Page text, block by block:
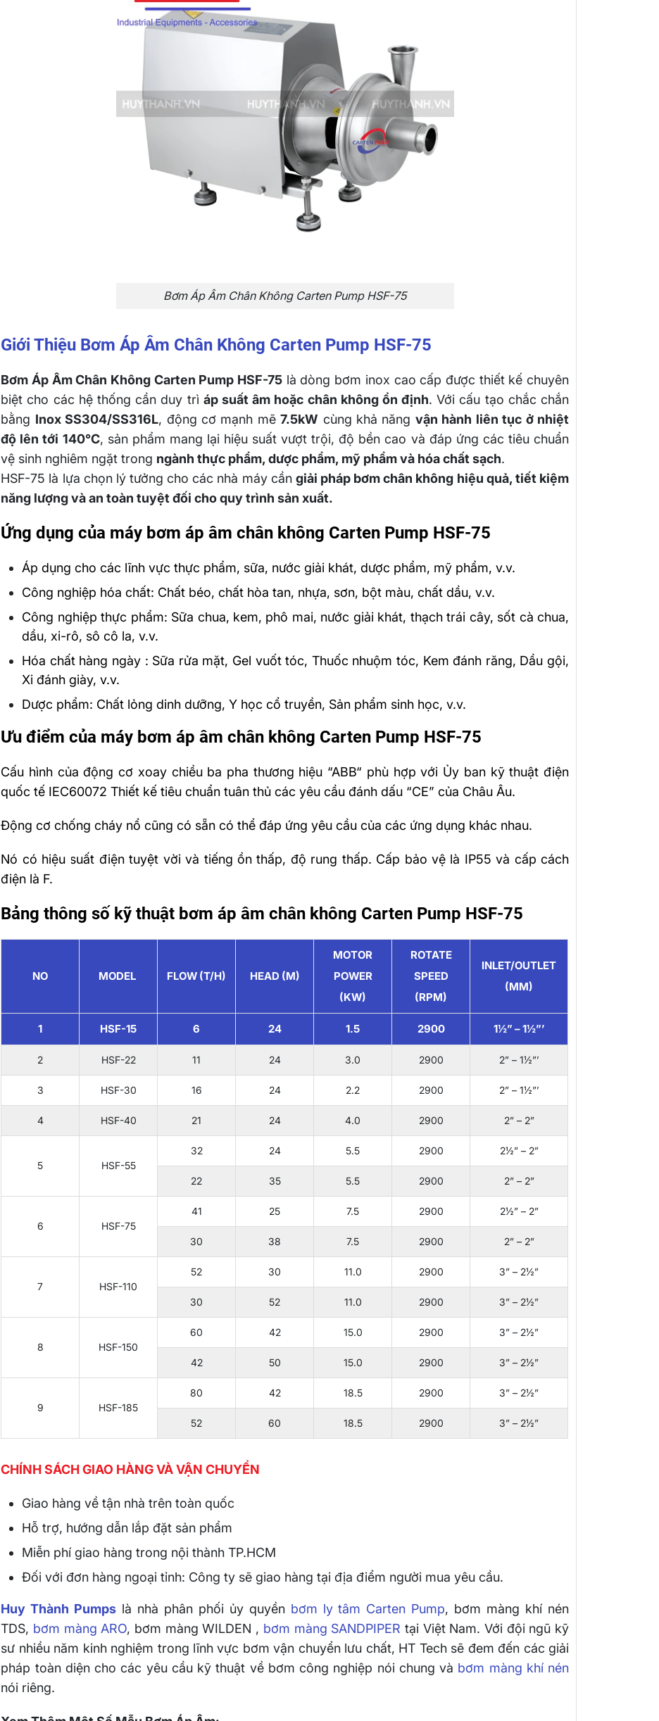
Bơm Áp Âm Chân Không Carten Pump HSF-75
Giới Thiệu Bơm Áp Âm Chân Không Carten Pump HSF-75
Bơm Áp Âm Chân Không Carten Pump HSF-75 là dòng bơm inox cao cấp được thiết kế chuyên
biệt cho các hệ thống cần duy trì áp suất âm hoặc chân không ổn định. Với cấu tạo chắc chắn
bằng Inox SS304/SS316L, động cơ mạnh mẽ7.5kW cùng khả năng vận hành liên tục ở nhiệt
độ lên tới 140°C, sản phẩm mang lại hiệu suất vượt trội, độ bền cao và đáp ứng các tiêu chuẩn
vệ sinh nghiêm ngặt trong ngành thực phẩm, dược phẩm, mỹ phẩm và hóa chất sạch.
HSF-75 là lựa chọn lý tưởng cho các nhà máy cần giải pháp bơm chân không hiệu quả, tiết kiệm
năng lượng và an toàn tuyệt đối cho quy trình sản xuất.
Ứng dụng của máy bơm áp âm chân không Carten Pump HSF-75
Áp dụng cho các lĩnh vực thực phẩm, sữa, nước giải khát, dược phẩm, mỹ phẩm, v.v.
Công nghiệp hóa chất: Chất béo, chất hòa tan, nhựa, sơn, bột màu, chất dầu, v.v.
Công nghiệp thực phẩm: Sữa chua, kem, phô mai, nước giải khát, thạch trái cây, sốt cà chua,
dầu, xi-rô, sô cô la, v.v.
Hóa chất hàng ngày : Sữa rửa mặt, Gel vuốt tóc, Thuốc nhuộm tóc, Kem đánh răng, Dầu gội,
Xi đánh giày, v.v.
Dược phẩm: Chất lỏng dinh dưỡng, Y học cổ truyền, Sản phẩm sinh học, v.v.
Ưu điểm của máy bơm áp âm chân không Carten Pump HSF-75
Cấu hình của động cơ xoay chiều ba pha thương hiệu “ABB“ phù hợp với Ủy ban kỹ thuật điện
quốc tế IEC60072 Thiết kế tiêu chuẩn tuân thủ các yêu cầu đánh dấu “CE” của Châu Âu.
Động cơ chống cháy nổ cũng có sẵn có thể đáp ứng yêu cầu của các ứng dụng khác nhau.
Nó có hiệu suất điện tuyệt vời và tiếng ồn thấp, độ rung thấp. Cấp bảo vệ là IP55 và cấp cách
điện là F.
Bảng thông số kỹ thuật bơm áp âm chân không Carten Pump HSF-75
NO MODEL FLOW (T/H) HEAD (M)
MOTOR
POWER
(KW)
ROTATE
SPEED
(RPM)
INLET/OUTLET
(MM)
1 HSF-15 6 24 1.5 2900 1½” – 1½”’
2 HSF-22 11 24 3.0 2900 2” – 1½”’
3 HSF-30 16 24 2.2 2900 2” – 1½”’
4 HSF-40 21 24 4.0 2900 2” – 2”
5 HSF-55
32 24 5.5 2900 2½” – 2”
22 35 5.5 2900 2” – 2”
6 HSF-75
41 25 7.5 2900 2½” – 2”
30 38 7.5 2900 2” – 2”
7 HSF-110
52 30 11.0 2900 3” – 2½”
30 52 11.0 2900 3” – 2½”
8 HSF-150
60 42 15.0 2900 3” – 2½”
42 50 15.0 2900 3” – 2½”
9 HSF-185
80 42 18.5 2900 3” – 2½”
52 60 18.5 2900 3” – 2½”
CHÍNH SÁCH GIAO HÀNG VÀ VẬN CHUYỂN
Giao hàng về tận nhà trên toàn quốc
Hỗ trợ, hướng dẫn lắp đặt sản phẩm
Miễn phí giao hàng trong nội thành TP.HCM
Đối với đơn hàng ngoại tỉnh: Công ty sẽ giao hàng tại địa điểm người mua yêu cầu.
Huy Thành Pumps là nhà phân phối ủy quyền bơm ly tâm Carten Pump, bơm màng khí nén
TDS, bơm màng ARO, bơm màng WILDEN , bơm màng SANDPIPER tại Việt Nam. Với đội ngũ kỹ
sư nhiều năm kinh nghiệm trong lĩnh vực bơm vận chuyển lưu chất, HT Tech sẽ đem đến các giải
pháp toàn diện cho các yêu cầu kỹ thuật về bơm công nghiệp nói chung và bơm màng khí nén
nói riêng.